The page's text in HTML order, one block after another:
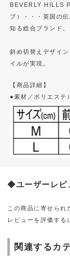
BEVERLY HILLS
ブ）・・・英国の
知る総合ブランド。
斜め切替えデザイ
イルが実現。
【商品詳細】
●素材／ポリエステ
◆ユーザーレビ
この商品に寄せられ
レビューを評価する
関連するカ